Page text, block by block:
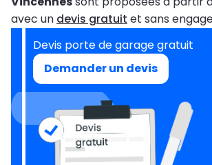
avec un devis gratuit et sans
Devis porte de garage gratuit
Demander un devis